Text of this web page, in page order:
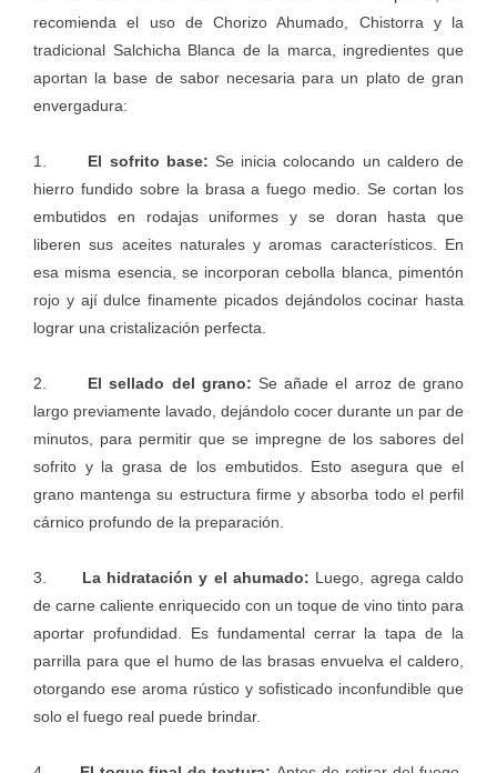
recomienda el uso de Chorizo Ahumado, Chistorra y la
tradicional Salchicha Blanca de la marca, ingredientes que
aportan la base de sabor necesaria para un plato de gran
envergadura:
1. El sofrito base: Se inicia colocando un caldero de
hierro fundido sobre la brasa a fuego medio. Se cortan los
embutidos en rodajas uniformes y se doran hasta que
liberen sus aceites naturales y aromas característicos. En
esa misma esencia, se incorporan cebolla blanca, pimentón
rojo y ají dulce finamente picados dejándolos cocinar hasta
lograr una cristalización perfecta.
2. El sellado del grano: Se añade el arroz de grano
largo previamente lavado, dejándolo cocer durante un par de
minutos, para permitir que se impregne de los sabores del
sofrito y la grasa de los embutidos. Esto asegura que el
grano mantenga su estructura firme y absorba todo el perfil
cárnico profundo de la preparación.
3. La hidratación y el ahumado: Luego, agrega caldo
de carne caliente enriquecido con un toque de vino tinto para
aportar profundidad. Es fundamental cerrar la tapa de la
parrilla para que el humo de las brasas envuelva el caldero,
otorgando ese aroma rústico y sofisticado inconfundible que
solo el fuego real puede brindar.